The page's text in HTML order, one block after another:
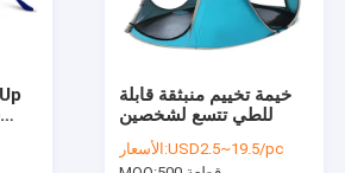
خيمة تخييم منبثقة قابلة
للطي تتسع لشخصين
الأسعار:USD2.5~19.5/pc